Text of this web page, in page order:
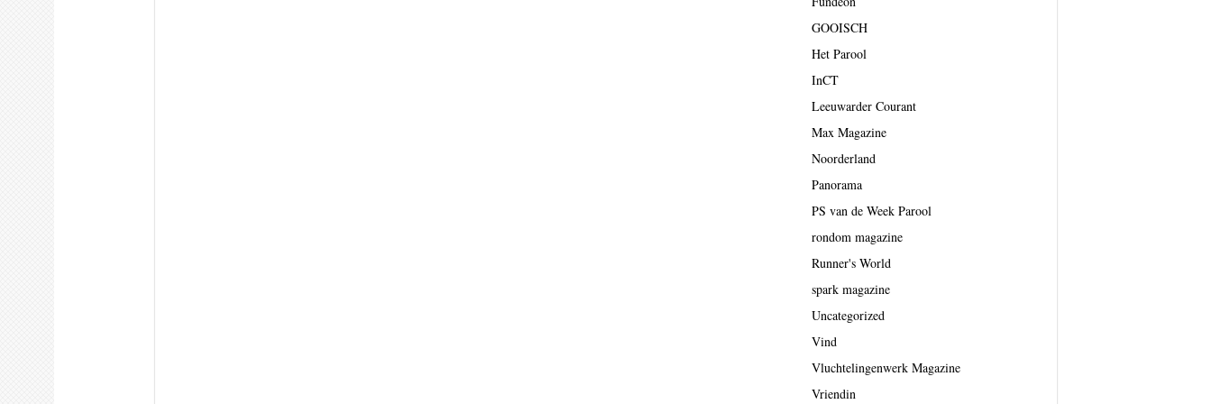
GOOISCH
Het Parool
InCT
Leeuwarder Courant
Max Magazine
Noorderland
Panorama
PS van de Week Parool
rondom magazine
Runner's World
spark magazine
Uncategorized
Vind
Vluchtelingenwerk Magazine
Vriendin